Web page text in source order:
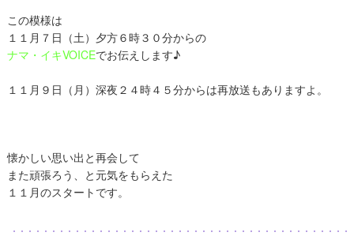
この模様は
１１月７日（土）夕方６時３０分からの
ナマ・イキVOICEでお伝えします♪
１１月９日（月）深夜２４時４５分からは再放送もありますよ。
懐かしい思い出と再会して
また頑張ろう、と元気をもらえた
１１月のスタートです。